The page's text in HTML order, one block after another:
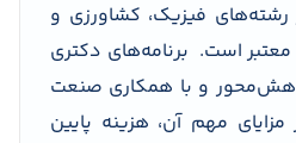
فیزیک، کشاورزی و
است. برنامه‌های دکتری
و با همکاری صنعت
مهم آن، هزینه پایین